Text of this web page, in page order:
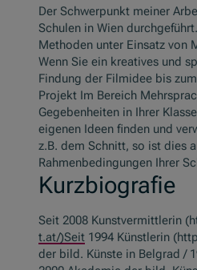
Der Schwerpunkt meiner
Schulen in Wien
Methoden unter Einsatz von
Wenn Sie ein kreatives und
Findung der Filmidee bis
Projekt Im Bereich
Gegebenheiten in Ihrer
eigenen Ideen finden und
z.B. dem Schnitt, so ist dies
Rahmenbedingungen Ihrer
Kurzbiografie
Seit 2008 Kunstvermittlerin
t.at/)Seit 1994 Künstlerin
der bild. Künste in Belgrad /